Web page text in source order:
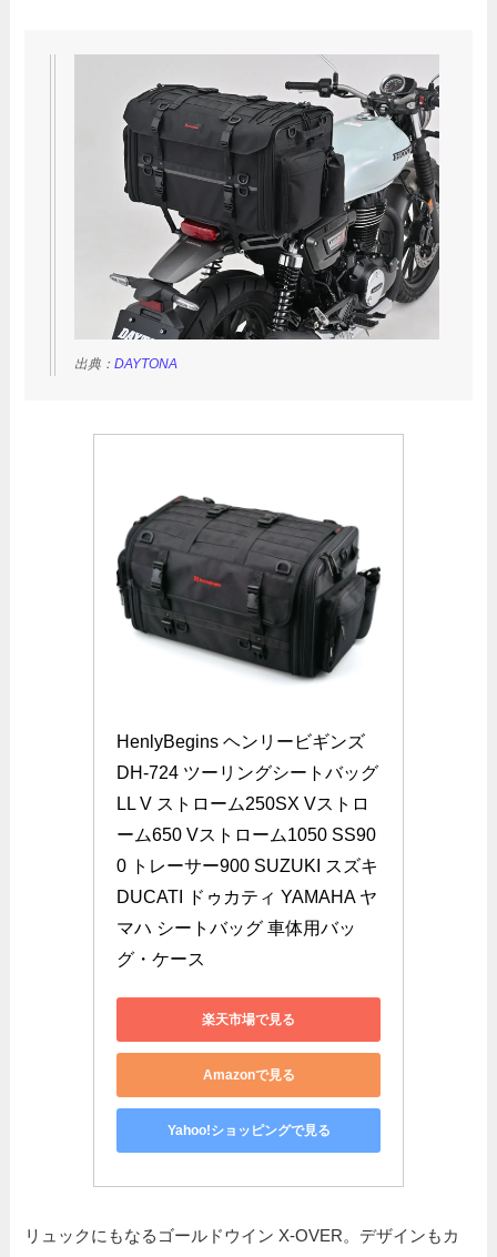
出典：DAYTONA
HenlyBegins ヘンリービギンズ
DH-724 ツーリングシートバッグ
LL V ストローム250SX Vストロ
ーム650 Vストローム1050 SS90
0 トレーサー900 SUZUKI スズキ
DUCATI ドゥカティ YAMAHA ヤ
マハ シートバッグ 車体用バッ
グ・ケース
楽天市場で見る
Amazonで見る
Yahoo!ショッピングで見る
リュックにもなるゴールドウイン X-OVER。デザインもカ